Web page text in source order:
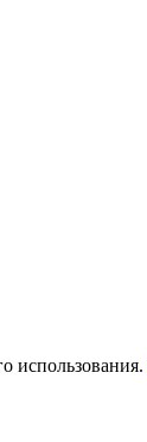
использования.